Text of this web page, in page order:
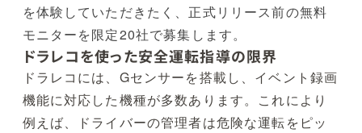
を体験していただきたく、正式リリース前の無料
モニターを限定20社で募集します。
ドラレコを使った安全運転指導の限界
ドラレコには、Gセンサーを搭載し、イベント録画
機能に対応した機種が多数あります。これにより
例えば、ドライバーの管理者は危険な運転をピッ